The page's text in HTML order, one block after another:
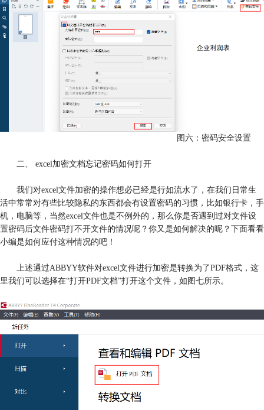
图六：密码安全设置
二、 excel加密文档忘记密码如何打开
我们对excel文件加密的操作想必已经是行如流水了，在我们日常生
活中常常对有些比较隐私的东西都会有设置密码的习惯，比如银行卡，手
机，电脑等，当然excel文件也是不例外的，那么你是否遇到过对文件设
置密码后文件密码打不开文件的情况呢？你又是如何解决的呢？下面看看
小编是如何应付这种情况的吧！
上述通过ABBYY软件对excel文件进行加密是转换为了PDF格式，这
里我们可以选择在“打开PDF文档”打开这个文件，如图七所示。